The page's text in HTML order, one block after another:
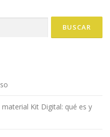
Kit Digital: qué es y